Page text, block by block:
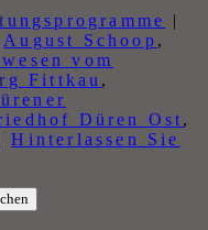
|
August Schoop ,
vom
Fittkau ,
Düren Ost ,
Hinterlassen Sie